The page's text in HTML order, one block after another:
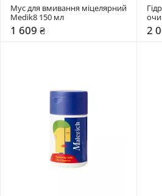
Мус для вмивання міцелярний
Medik8 150 мл
1 609 ₴
мл
2